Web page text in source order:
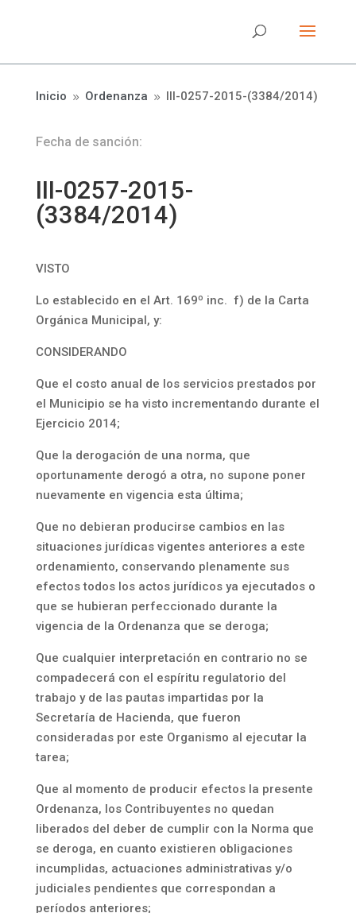
Inicio 9 Ordenanza 9 III-0257-2015-(3384/2014)
Fecha de sanción:
III-0257-2015-
(3384/2014)
VISTO
Lo establecido en el Art. 169º inc. f) de la Carta
Orgánica Municipal, y:
CONSIDERANDO
Que el costo anual de los servicios prestados por
el Municipio se ha visto incrementando durante el
Ejercicio 2014;
Que la derogación de una norma, que
oportunamente derogó a otra, no supone poner
nuevamente en vigencia esta última;
Que no debieran producirse cambios en las
situaciones jurídicas vigentes anteriores a este
ordenamiento, conservando plenamente sus
efectos todos los actos jurídicos ya ejecutados o
que se hubieran perfeccionado durante la
vigencia de la Ordenanza que se deroga;
Que cualquier interpretación en contrario no se
compadecerá con el espíritu regulatorio del
trabajo y de las pautas impartidas por la
Secretaría de Hacienda, que fueron
consideradas por este Organismo al ejecutar la
tarea;
Que al momento de producir efectos la presente
Ordenanza, los Contribuyentes no quedan
liberados del deber de cumplir con la Norma que
se deroga, en cuanto existieren obligaciones
incumplidas, actuaciones administrativas y/o
judiciales pendientes que correspondan a
períodos anteriores;